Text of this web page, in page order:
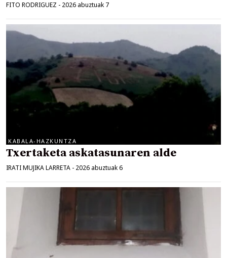
FITO RODRIGUEZ - 2026 abuztuak 7
KABALA-HAZKUNTZA
Txertaketa askatasunaren alde
IRATI MUJIKA LARRETA - 2026 abuztuak 6